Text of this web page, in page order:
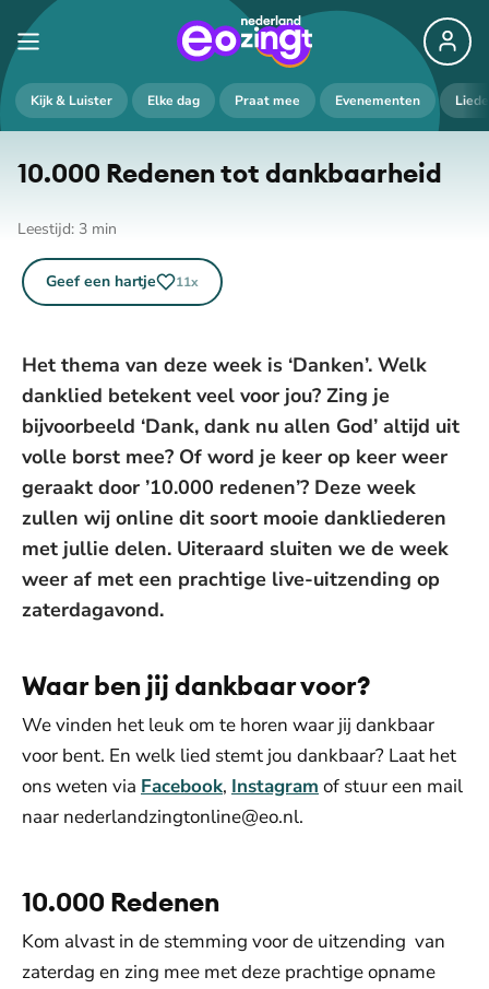
Kijk & Luister Elke dag Praat mee Evenementen
10.000 Redenen tot dankbaarheid
Leestijd: 3 min
Geef een hartje 11x
Het thema van deze week is ‘Danken’. Welk
danklied betekent veel voor jou? Zing je
bijvoorbeeld ‘Dank, dank nu allen God’ altijd uit
volle borst mee? Of word je keer op keer weer
geraakt door ’10.000 redenen’? Deze week
zullen wij online dit soort mooie dankliederen
met jullie delen. Uiteraard sluiten we de week
weer af met een prachtige live-uitzending op
zaterdagavond.
Waar ben jij dankbaar voor?
We vinden het leuk om te horen waar jij dankbaar
voor bent. En welk lied stemt jou dankbaar? Laat het
ons weten via Facebook, Instagram of stuur een mail
naar nederlandzingtonline@eo.nl.
10.000 Redenen
Kom alvast in de stemming voor de uitzending van
zaterdag en zing mee met deze prachtige opname